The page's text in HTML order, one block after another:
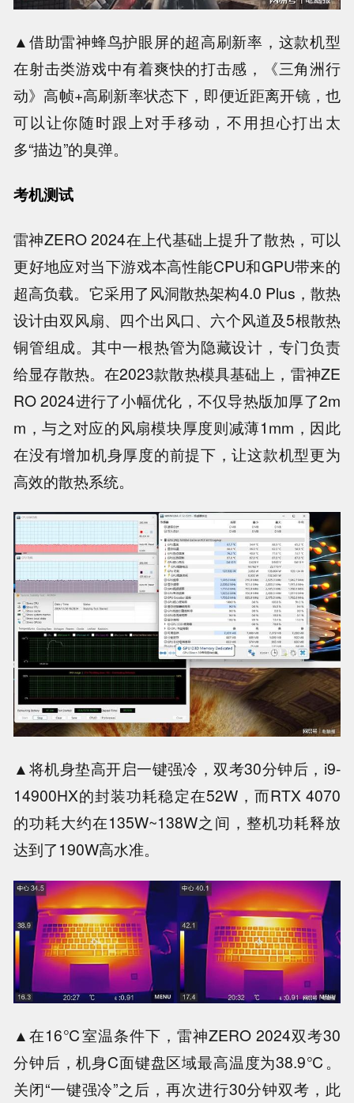
▲借助雷神蜂鸟护眼屏的超高刷新率，这款机型
在射击类游戏中有着爽快的打击感，《三角洲行
动》高帧+高刷新率状态下，即便近距离开镜，也
可以让你随时跟上对手移动，不用担心打出太
多“描边”的臭弹。
考机测试
雷神ZERO 2024在上代基础上提升了散热，可以
更好地应对当下游戏本高性能CPU和GPU带来的
超高负载。它采用了风洞散热架构4.0 Plus，散热
设计由双风扇、四个出风口、六个风道及5根散热
铜管组成。其中一根热管为隐藏设计，专门负责
给显存散热。在2023款散热模具基础上，雷神ZE
RO 2024进行了小幅优化，不仅导热版加厚了2m
m，与之对应的风扇模块厚度则减薄1mm，因此
在没有增加机身厚度的前提下，让这款机型更为
高效的散热系统。
▲将机身垫高开启一键强冷，双考30分钟后，i9-
14900HX的封装功耗稳定在52W，而RTX 4070
的功耗大约在135W~138W之间，整机功耗释放
达到了190W高水准。
▲在16℃室温条件下，雷神ZERO 2024双考30
分钟后，机身C面键盘区域最高温度为38.9℃。
关闭“一键强冷”之后，再次进行30分钟双考，此